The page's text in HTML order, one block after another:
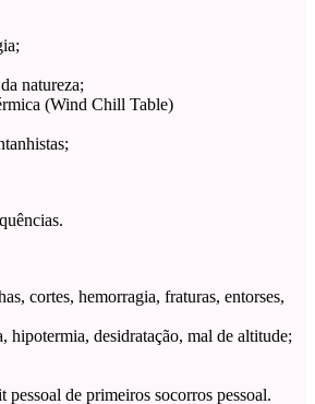
natureza;
(Wind Chill Table)
cortes, hemorragia, fraturas, entorses,
hipotermia, desidratação, mal de altitude;
pessoal de primeiros socorros pessoal.